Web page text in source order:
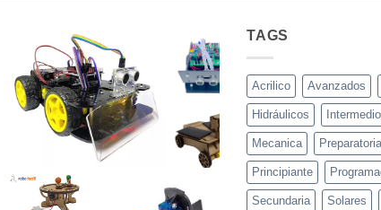
TAGS
Acrilico Avanzados
Hidráulicos Intermedio
Mecanica Preparatoria
Principiante
Secundaria Solares